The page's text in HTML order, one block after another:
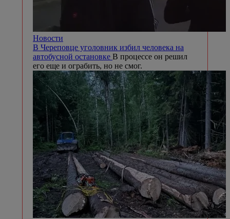
Новости
В Череповце уголовник избил человека на
автобусной остановке В процессе он решил
его еще и ограбить, но не смог.